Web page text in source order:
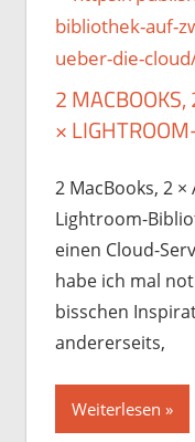
2
×
2 MacBooks, 2
Lightroom-
einen Cloud-
habe ich mal
bisschen
andererseits,
Weiterlesen